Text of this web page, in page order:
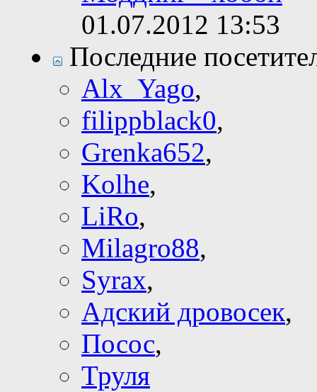
01.07.2012 13:53
Последние
Alx_Yago,
filippblack0,
Grenka652,
Kolhe,
LiRo,
Milagro88,
Syrax,
Адский дровосек,
Посос,
Труля